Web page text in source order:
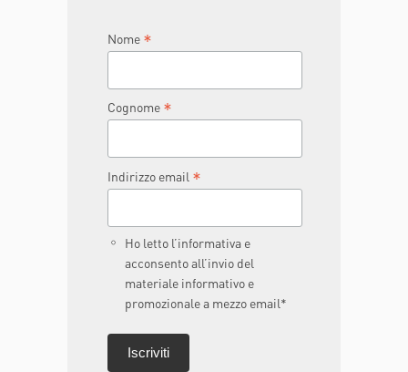
Nome *
Cognome *
Indirizzo email *
Ho letto l’informativa e
acconsento all’invio del
materiale informativo e
promozionale a mezzo email*